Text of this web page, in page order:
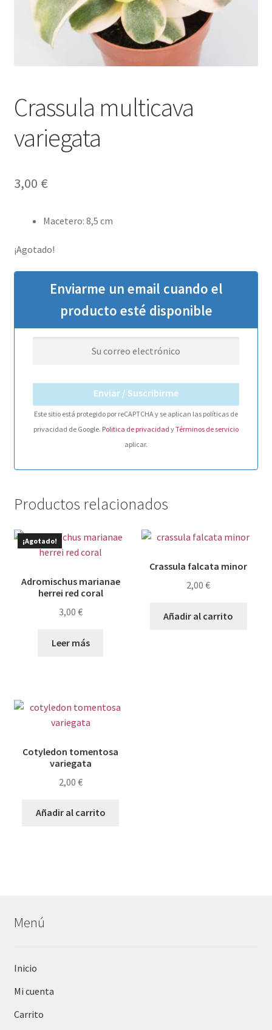
Crassula multicava
variegata
3,00 €
Macetero: 8,5 cm
¡Agotado!
Enviarme un email cuando el
producto esté disponible
Enviar / Suscribirme
Este sitio está protegido por reCAPTCHA y se aplican las políticas de
privacidad de Google. Politica de privacidad yTérminos de servicio
aplicar.
Productos relacionados
¡Agotado!
Adromischus marianae
herrei red coral
3,00 €
Leer más
Crassula falcata minor
2,00€
Añadir al carrito
Cotyledon tomentosa
variegata
2,00 €
Añadir al carrito
Menú
Inicio
Mi cuenta
Carrito